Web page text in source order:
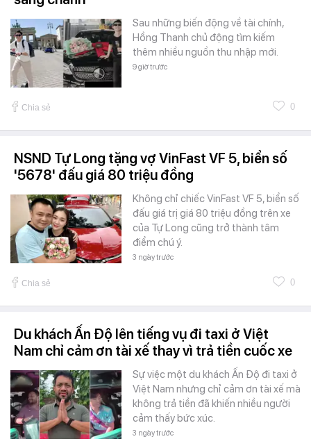
Sau những biến động về tài chính,
Hồng Thanh chủ động tìm kiếm
thêm nhiều nguồn thu nhập mới.
9 giờ trước
Chia sẻ 0
NSND Tự Long tặng vợ VinFast VF 5, biển số
'5678' đấu giá 80 triệu đồng
Không chỉ chiếc VinFast VF 5, biển số
đấu giá trị giá 80 triệu đồng trên xe
của Tự Long cũng trở thành tâm
điểm chú ý.
3 ngày trước
Chia sẻ 0
Du khách Ấn Độ lên tiếng vụ đi taxi ở Việt
Nam chỉ cảm ơn tài xế thay vì trả tiền cuốc xe
Sự việc một du khách Ấn Độ đi taxi ở
Việt Nam nhưng chỉ cảm ơn tài xế mà
không trả tiền đã khiến nhiều người
cảm thấy bức xúc.
3 ngày trước